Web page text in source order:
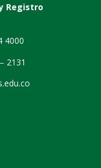
Registro
4000
2131